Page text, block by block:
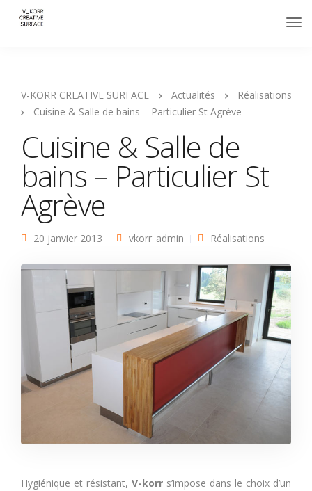
V-KORR CREATIVE SURFACE Actualités
Réalisations
Cuisine & Salle de bains – Particulier St Agrève
Cuisine & Salle de
bains – Particulier St
Agrève
20 janvier 2013 vkorr_admin Réalisations
Hygiénique et résistant, V-korr s’impose dans le choix d’un